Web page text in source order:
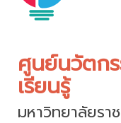
ศูนย์นวัตก
เรียนรู้
มหาวิทยาลัยรา